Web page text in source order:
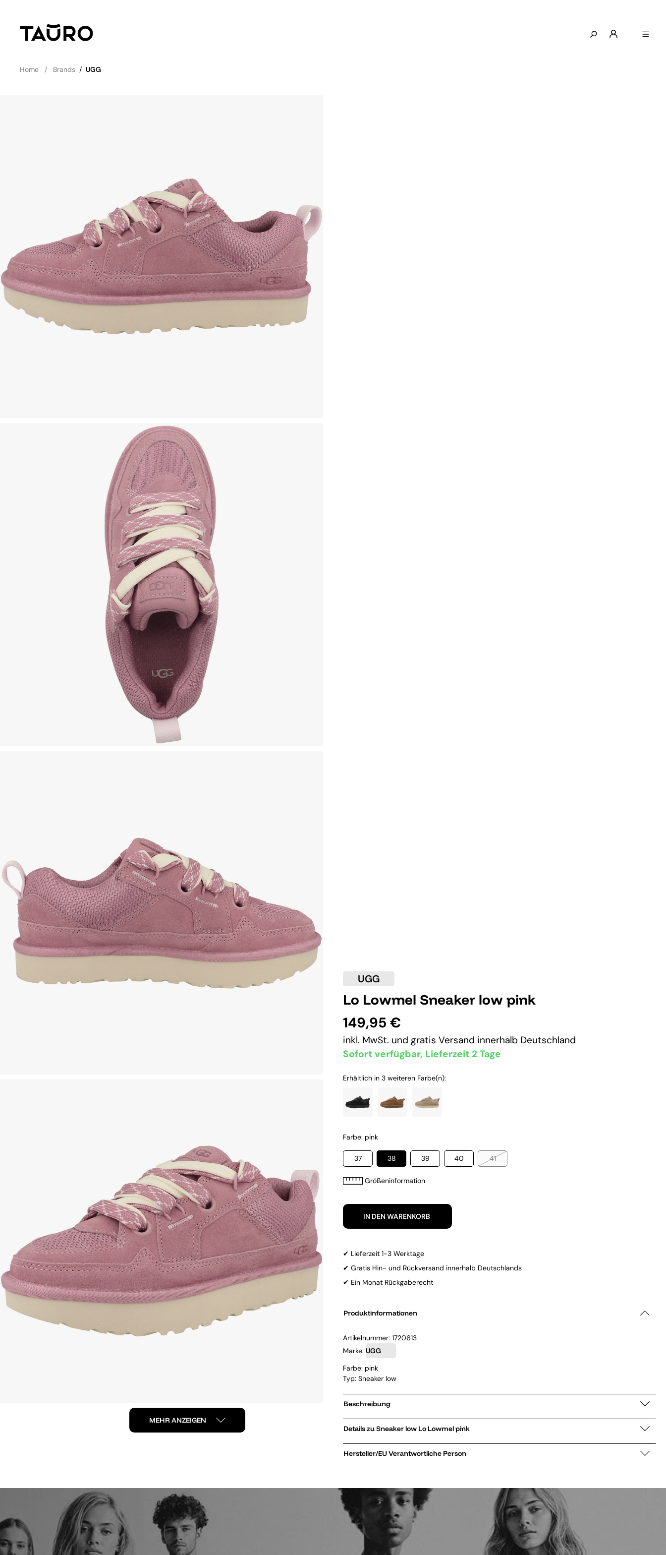
Home Brands / UGG
MEHR ANZEIGEN
UGG
Lo Lowmel Sneaker low pink
149,95 €
inkl. MwSt. und gratis Versand innerhalb Deutschland
Sofort verfügbar, Lieferzeit 2 Tage
Erhältlich in 3 weiteren Farbe(n):
Farbe: pink
37 38 39 40 41
Größeninformation
IN DEN WARENKORB
✔ Lieferzeit 1-3 Werktage
✔ Gratis Hin- und Rückversand innerhalb Deutschlands
✔ Ein Monat Rückgaberecht
Produktinformationen
Artikelnummer: 1720613
Marke: UGG
Farbe: pink
Typ: Sneaker low
Beschreibung
Details zu Sneaker low Lo Lowmel pink
Hersteller/EU Verantwortliche Person